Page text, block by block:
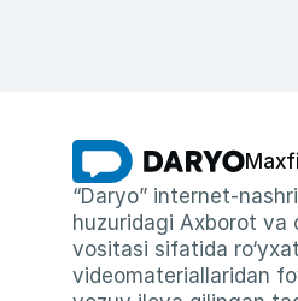
“Daryo” internet-
huzuridagi Axborot va
vositasi sifatida
videomateriallaridan